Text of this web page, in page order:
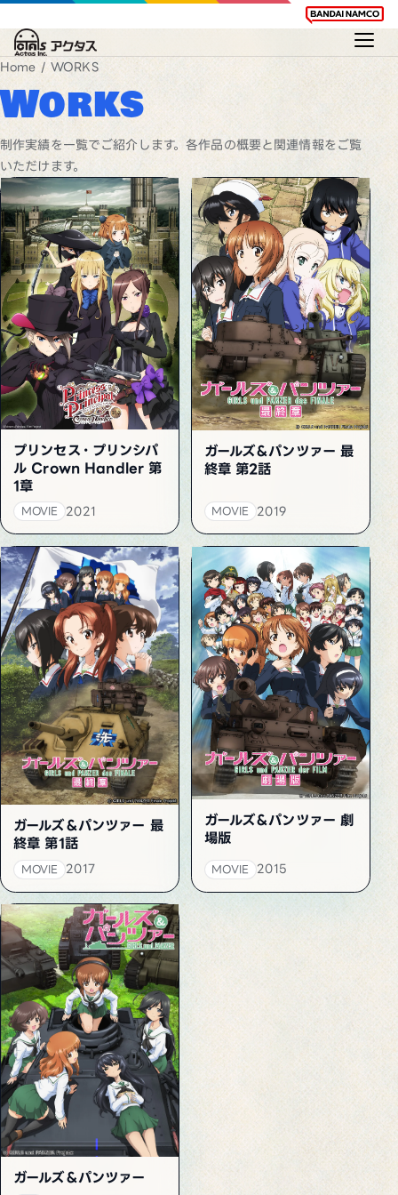
Home / WORKS
Works
制作実績を一覧でご紹介します。各作品の概要と関連情報をご覧
いただけます。
プリンセス・プリンシパ
ル Crown Handler 第
1章
MOVIE 2021
ガールズ＆パンツァー 最
終章 第2話
MOVIE 2019
ガールズ＆パンツァー 最
終章 第1話
MOVIE 2017
ガールズ＆パンツァー 劇
場版
MOVIE 2015
ガールズ＆パンツァー